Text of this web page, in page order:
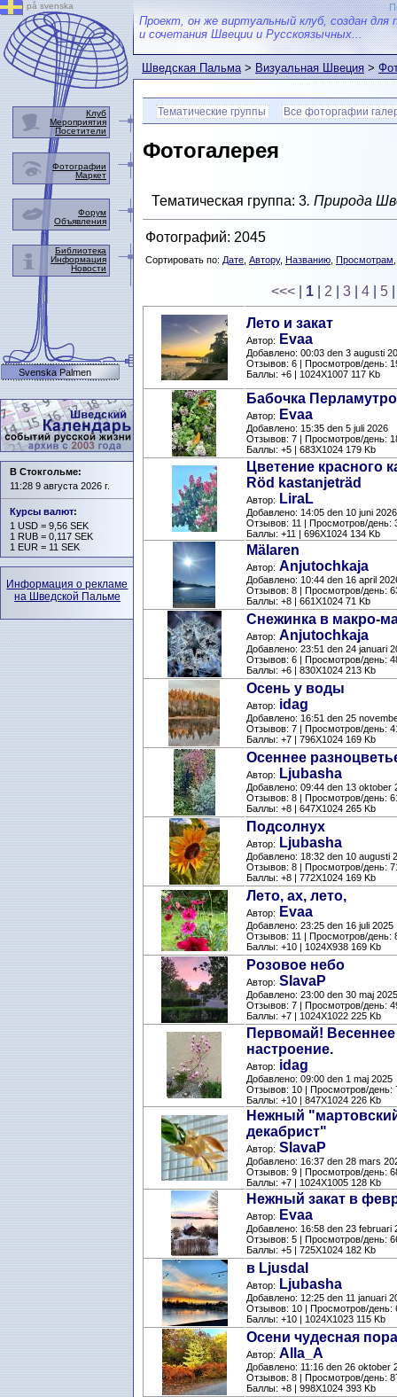
Проект, он же виртуальный клуб, создан для
и сочетания Швеции и Русскоязычных...
Шведская Пальма>Визуальная Швеция>
Тематические группы Все фоторгафии
Фотогалерея
Тематическая группа: 3. Природа
Фотографий: 2045
Сортировать по: Дате, Автору, Названию, Просмотрам
<<< 1 2 3 4 5
Лето и закат
Автор: Evaa
Добавлено: 00:03 den 3 augusti
Отзывов: 6 | Просмотров/день:
Баллы: +6 | 1024X1007 117 Kb
Бабочка
Автор: Evaa
Добавлено: 15:35 den 5 juli 2026
Отзывов: 7 | Просмотров/день:
Баллы: +5 | 683X1024 179 Kb
Цветение красного
Röd kastanjeträd
Автор: LiraL
Добавлено: 14:05 den 10 juni 2026
Отзывов: 11 | Просмотров/день:
Баллы: +11 | 696X1024 134 Kb
Mälaren
Автор: Anjutochkaja
Добавлено: 10:44 den 16 april
Отзывов: 8 | Просмотров/день:
Баллы: +8 | 661X1024 71 Kb
Снежинка в макро-
Автор: Anjutochkaja
Добавлено: 23:51 den 24 januari
Отзывов: 6 | Просмотров/день:
Баллы: +6 | 830X1024 213 Kb
Осень у воды
Автор: idag
Добавлено: 16:51 den 25
Отзывов: 7 | Просмотров/день:
Баллы: +7 | 796X1024 169 Kb
Осеннее
Автор: Ljubasha
Добавлено: 09:44 den 13 oktober
Отзывов: 8 | Просмотров/день:
Баллы: +8 | 647X1024 265 Kb
Подсолнух
Автор: Ljubasha
Добавлено: 18:32 den 10 augusti
Отзывов: 8 | Просмотров/день:
Баллы: +8 | 772X1024 169 Kb
Лето, ах, лето,
Автор: Evaa
Добавлено: 23:25 den 16 juli 2025
Отзывов: 11 | Просмотров/день:
Баллы: +10 | 1024X938 169 Kb
Розовое небо
Автор: SlavaP
Добавлено: 23:00 den 30 maj 2025
Отзывов: 7 | Просмотров/день:
Баллы: +7 | 1024X1022 225 Kb
Первомай! Весеннее
настроение.
Автор: idag
Добавлено: 09:00 den 1 maj 2025
Отзывов: 10 | Просмотров/день:
Баллы: +10 | 847X1024 226 Kb
Нежный
декабрист"
Автор: SlavaP
Добавлено: 16:37 den 28 mars
Отзывов: 9 | Просмотров/день:
Баллы: +7 | 1024X1005 128 Kb
Нежный закат в
Автор: Evaa
Добавлено: 16:58 den 23 februari
Отзывов: 5 | Просмотров/день:
Баллы: +5 | 725X1024 182 Kb
в Ljusdal
Автор: Ljubasha
Добавлено: 12:25 den 11 januari
Отзывов: 10 | Просмотров/день:
Баллы: +10 | 1024X1023 115 Kb
Осени чудесная пора
Автор: Alla_A
Добавлено: 11:16 den 26 oktober
Отзывов: 8 | Просмотров/день:
Баллы: +8 | 998X1024 393 Kb
på svenska
Клуб
Мероприятия
Посетители
Фотографии
Маркет
Форум
Объявления
Библиотека
Информация
Новости
Svenska Palmen
В Стокгольме:
11:28 9 августа 2026 г.
Курсы валют:
1 USD = 9,56 SEK
1 RUB = 0,117 SEK
1 EUR = 11 SEK
Информация о рекламе
на Шведской Пальме